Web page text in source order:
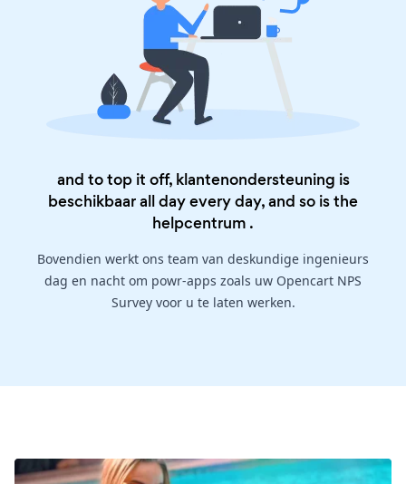
and to top it off, klantenondersteuning is
beschikbaar all day every day, and so is the
helpcentrum .
Bovendien werkt ons team van deskundige ingenieurs
dag en nacht om powr-apps zoals uw Opencart NPS
Survey voor u te laten werken.